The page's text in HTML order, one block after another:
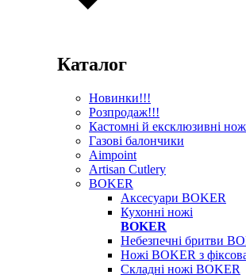
Каталог
Новинки!!!
Розпродаж!!!
Кастомні й ексклюзивні
Газові балончики
Aimpoint
Artisan Cutlery
BOKER
Аксесуари BOKER
Кухонні ножі
BOKER
Небезпечні бритви
Ножі BOKER з
Складні ножі BOKER